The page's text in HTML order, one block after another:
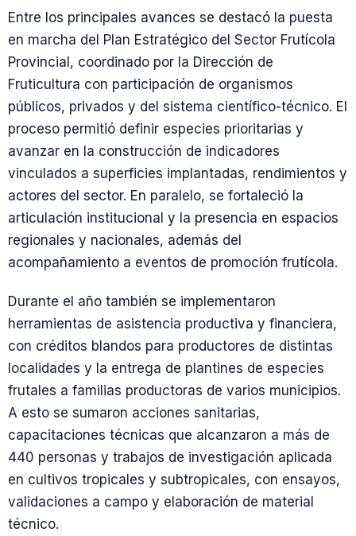
Entre los principales avances se destacó la puesta
en marcha del Plan Estratégico del Sector Frutícola
Provincial, coordinado por la Dirección de
Fruticultura con participación de organismos
públicos, privados y del sistema científico-técnico. El
proceso permitió definir especies prioritarias y
avanzar en la construcción de indicadores
vinculados a superficies implantadas, rendimientos y
actores del sector. En paralelo, se fortaleció la
articulación institucional y la presencia en espacios
regionales y nacionales, además del
acompañamiento a eventos de promoción frutícola.
Durante el año también se implementaron
herramientas de asistencia productiva y financiera,
con créditos blandos para productores de distintas
localidades y la entrega de plantines de especies
frutales a familias productoras de varios municipios.
A esto se sumaron acciones sanitarias,
capacitaciones técnicas que alcanzaron a más de
440 personas y trabajos de investigación aplicada
en cultivos tropicales y subtropicales, con ensayos,
validaciones a campo y elaboración de material
técnico.